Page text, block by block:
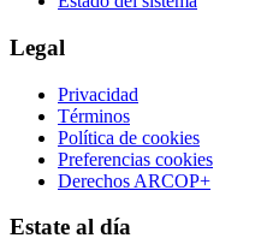
Legal
Privacidad
Términos
Política de cookies
Preferencias cookies
Derechos ARCOP+
Estate al día